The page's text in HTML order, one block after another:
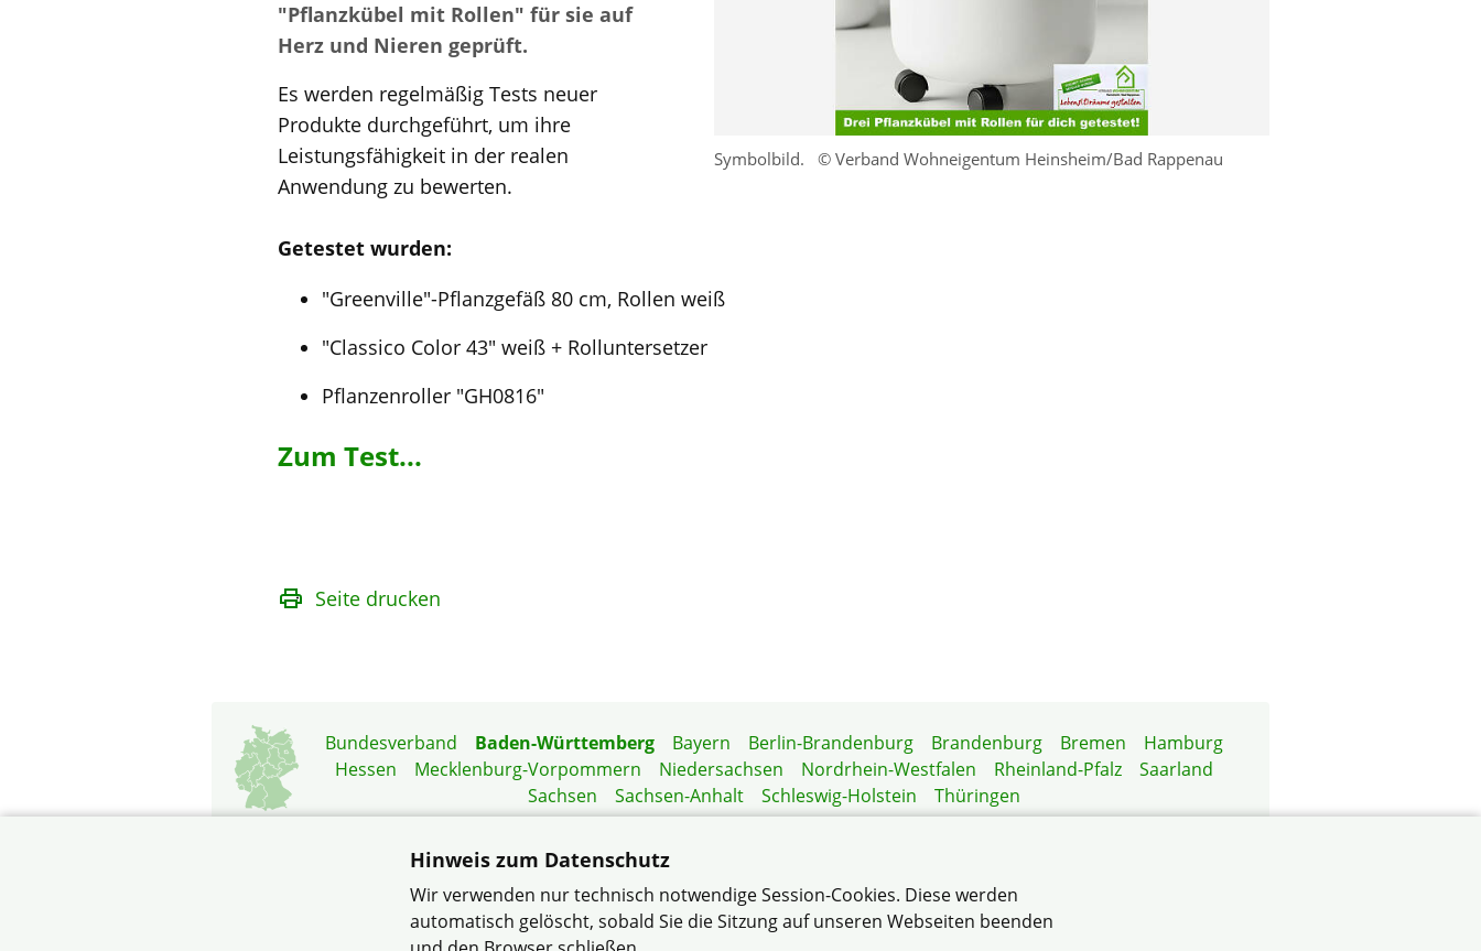
Symbolbild. © Verband Wohneigentum Heinsheim/Bad Rappenau
"Pflanzkübel mit Rollen" für sie auf
Herz und Nieren geprüft.
Es werden regelmäßig Tests neuer
Produkte durchgeführt, um ihre
Leistungsfähigkeit in der realen
Anwendung zu bewerten.
Getestet wurden:
"Greenville"-Pflanzgefäß 80 cm, Rollen weiß
"Classico Color 43" weiß + Rolluntersetzer
Pflanzenroller "GH0816"
Zum Test...
Seite drucken
Bundesverband Baden-Württemberg Bayern Berlin-Brandenburg Brandenburg Bremen
Hamburg
Hessen
Mecklenburg-Vorpommern Niedersachsen Nordrhein-Westfalen Rheinland-Pfalz
Saarland
Sachsen
Sachsen-Anhalt Schleswig-Holstein
Thüringen
Hinweis zum Datenschutz
Wir verwenden nur technisch notwendige Session-Cookies. Diese werden
automatisch gelöscht, sobald Sie die Sitzung auf unseren Webseiten beenden